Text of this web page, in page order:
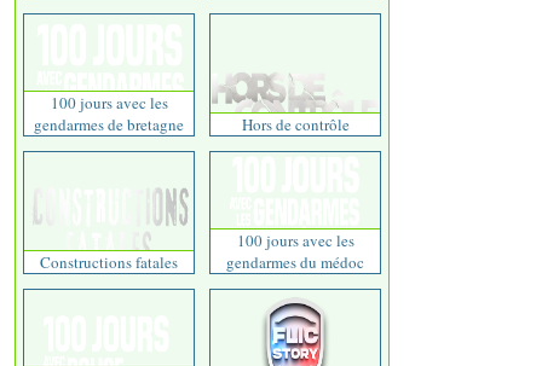
100 jours avec les
gendarmes de bretagne
Hors de contrôle
Constructions fatales
100 jours avec les
gendarmes du médoc